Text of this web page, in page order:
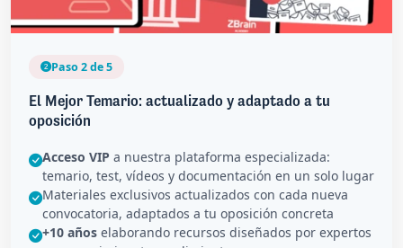
Paso 2 de 5
El Mejor Temario: actualizado y adaptado a tu
oposición
Acceso VIP a nuestra plataforma especializada:
temario, test, vídeos y documentación en un solo lugar
Materiales exclusivos actualizados con cada nueva
convocatoria, adaptados a tu oposición concreta
+10 años elaborando recursos diseñados por expertos